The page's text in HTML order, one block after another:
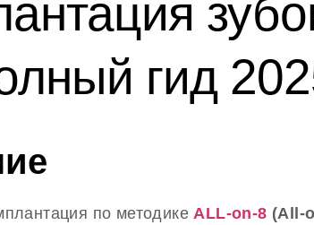
гид
по методикеALL-on-8 (All-